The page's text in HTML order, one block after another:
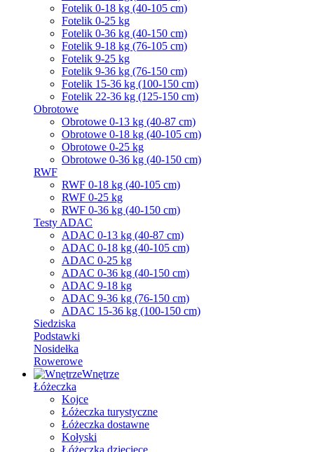
Fotelik 0-18 kg (40-105 cm)
Fotelik 0-25 kg
Fotelik 0-36 kg (40-150 cm)
Fotelik 9-18 kg (76-105 cm)
Fotelik 9-25 kg
Fotelik 9-36 kg (76-150 cm)
Fotelik 15-36 kg (100-150 cm)
Fotelik 22-36 kg (125-150 cm)
Obrotowe
Obrotowe 0-13 kg (40-87 cm)
Obrotowe 0-18 kg (40-105 cm)
Obrotowe 0-25 kg
Obrotowe 0-36 kg (40-150 cm)
RWF
RWF 0-18 kg (40-105 cm)
RWF 0-25 kg
RWF 0-36 kg (40-150 cm)
Testy ADAC
ADAC 0-13 kg (40-87 cm)
ADAC 0-18 kg (40-105 cm)
ADAC 0-25 kg
ADAC 0-36 kg (40-150 cm)
ADAC 9-18 kg
ADAC 9-36 kg (76-150 cm)
ADAC 15-36 kg (100-150 cm)
Siedziska
Podstawki
Nosidełka
Rowerowe
Wnętrze
Łóżeczka
Kojce
Łóżeczka turystyczne
Łóżeczka dostawne
Kołyski
Łóżeczka dziecięce